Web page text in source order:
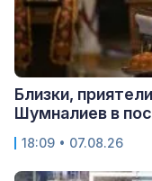
Близки,
Шумналиев в
18:09 • 07.08.26